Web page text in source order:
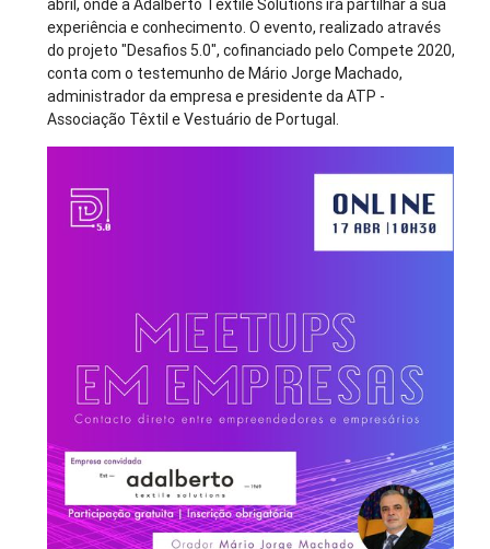
abril, onde a Adalberto Textile Solutions irá partilhar a sua
experiência e conhecimento. O evento, realizado através
do projeto "Desafios 5.0", cofinanciado pelo Compete 2020,
conta com o testemunho de Mário Jorge Machado,
administrador da empresa e presidente da ATP -
Associação Têxtil e Vestuário de Portugal.